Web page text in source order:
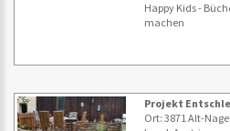
Happy Kids -
machen
Projekt
Ort: 3871 Alt-